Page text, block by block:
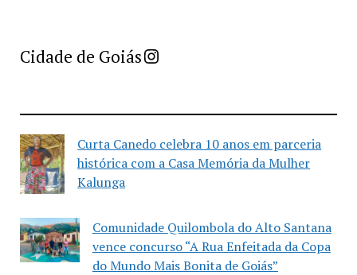
Cidade de GoiásImprensa Criativa da Cidade de Goiás
Curta Canedo celebra 10 anos em parceria
histórica com a Casa Memória da Mulher
Kalunga
Comunidade Quilombola do Alto Santana
vence concurso “A Rua Enfeitada da Copa
do Mundo Mais Bonita de Goiás”